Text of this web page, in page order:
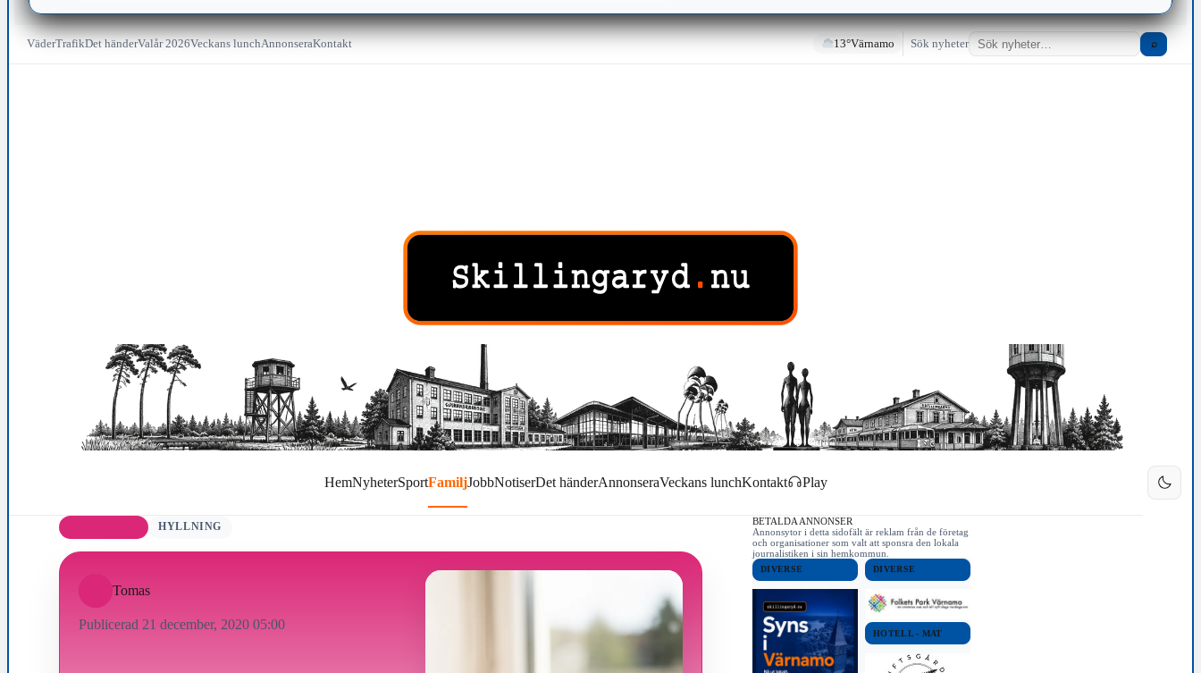
VäderTrafikDet händerValår 2026Veckans lunchAnnonseraKontakt 13°Värnamo Sök nyheter ⌕
HemNyheterSportFamiljJobbNotiserDet händerAnnonseraVeckans lunchKontakt Play
HYLLNING
Tomas
Publicerad 21 december, 2020 05:00
BETALDA ANNONSER
Annonsytor i detta sidofält är reklam från de företag
och organisationer som valt att sponsra den lokala
journalistiken i sin hemkommun.
DIVERSE DIVERSE
HOTELL - MAT